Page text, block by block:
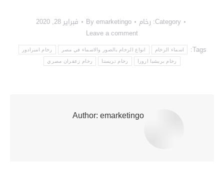
Category: رخام By emarketingo
فبراير 28, 2020
Leave a comment
Tags:
اسماء الرخام انواع الرخام بالصور والاسماء في مصر رخام امبرادور
رخام بريشيا ارورا رخام تريستا رخام زعفران مصري
Author: emarketingo